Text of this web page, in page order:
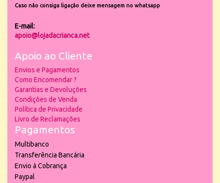
Caso não consiga ligação deixe mensagem no whatsapp
E-mail:
apoio@lojadacrianca.net
Apoio ao Cliente
Envios e Pagamentos
Como Encomendar ?
Garantias e Devoluções
Condições de Venda
Política de Privacidade
Livro de Reclamações
Pagamentos
Multibanco
Transferência Bancária
Envio à Cobrança
Paypal